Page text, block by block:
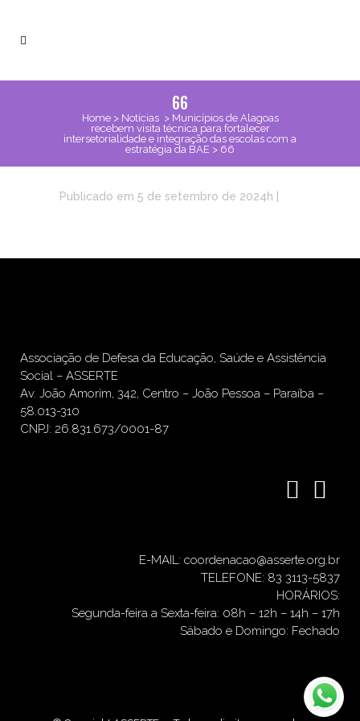
66
Home> Notícias > Municípios de Alagoas
recebem visita técnica para fortalecer
intersetorialidade e integração das escolas com a
estratégia da BAE > 66
Publicado em 5 de setembro de 2024h
Associação de Defesa da Educação, Saúde e Assistência
Social – ASSERTE
Av. João Amorim, 342, Centro – João Pessoa – Paraíba –
58.013-310
CNPJ: 26.831.673/0001-87
E-MAIL: coordenacao@asserte.org.br
TELEFONE: 83 3113-5837
HORÁRIOS:
Segunda-feira a Sexta-feira: 08h – 12h – 14h – 17h
Sábado e Domingo: Fechado